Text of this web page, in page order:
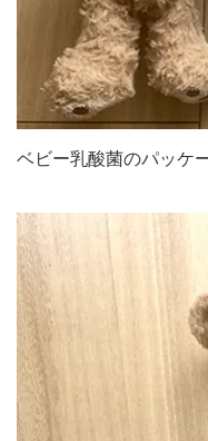
ベビー乳酸菌のパッケ